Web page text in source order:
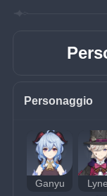
Personaggio
Ganyu